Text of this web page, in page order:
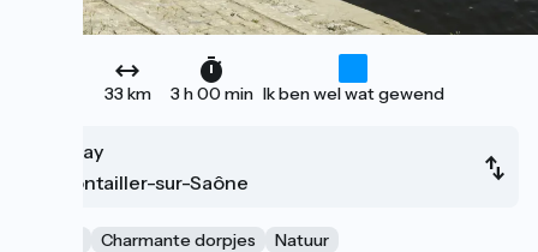
33 km 3 h 00 min Ik ben wel wat gewend
Gray
Pontailler-sur-Saône
Charmante dorpjes Natuur